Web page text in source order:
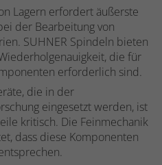
Lagern erfordert äußerste
der Bearbeitung von
SUHNER Spindeln bieten
die für
erforderlich sind.
die in der
eingesetzt werden, ist
kritisch. Die Feinmechanik
dass diese Komponenten